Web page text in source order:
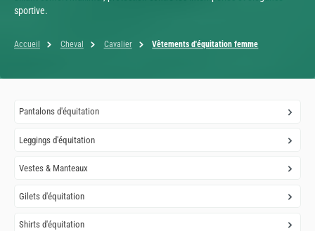
sportive.
Accueil Cheval Cavalier Vêtements d'équitation femme
Pantalons d'équitation
Leggings d'équitation
Vestes & Manteaux
Gilets d'équitation
Shirts d'équitation